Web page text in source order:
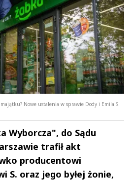
Nowe ustalenia w sprawie Dody i Emila S.
Wyborcza", do Sądu
trafił akt
producentowi
S. oraz jego byłej żonie,